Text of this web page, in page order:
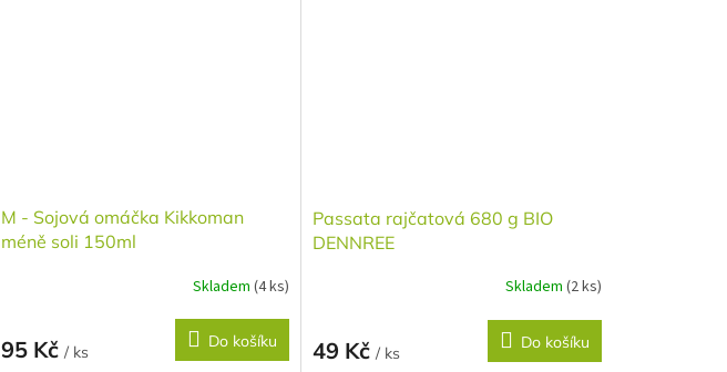
M - Sojová omáčka Kikkoman
méně soli 150ml
Skladem (4 ks)
95 Kč / ks
Do košíku
Passata rajčatová 680 g BIO
DENNREE
Skladem (2 ks)
49 Kč / ks
Do košíku